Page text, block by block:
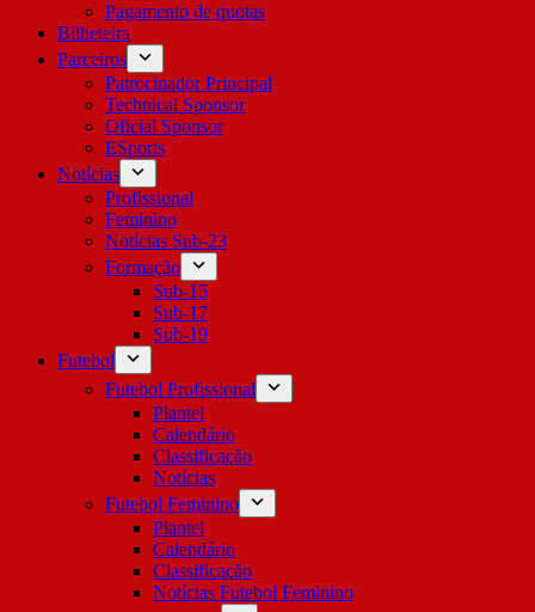
Pagamento de quotas
Bilheteira
Parceiros
Patrocinador Principal
Technical Sponsor
Oficial Sponsor
ESports
Notícias
Profissional
Feminino
Notícias Sub-23
Formação
Sub-15
Sub-17
Sub-19
Futebol
Futebol Profissional
Plantel
Calendário
Classificação
Notícias
Futebol Feminino
Plantel
Calendário
Classificação
Notícias Futebol Feminino